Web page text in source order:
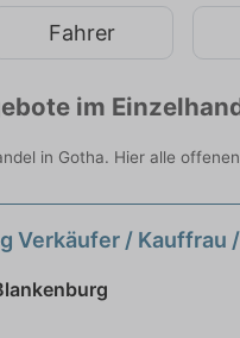
Fahrer
im
in Gotha. Hier alle
Verkäufer / Kauffrau